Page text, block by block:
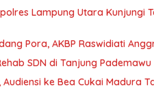
Lampung Utara Kunjungi
Pora, AKBP Raswidiati
SDN di Tanjung
Audiensi ke Bea Cukai Madura